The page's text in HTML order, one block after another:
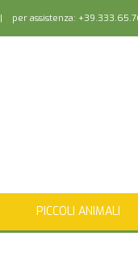
per assistenza:
PICCOLI ANIMALI